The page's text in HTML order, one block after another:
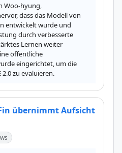
Woo-hyung,
dass das Modell von
entwickelt wurde und
durch verbesserte
Lernen weiter
öffentliche
eingerichtet, um die
2.0 zu evaluieren.
übernimmt Aufsicht